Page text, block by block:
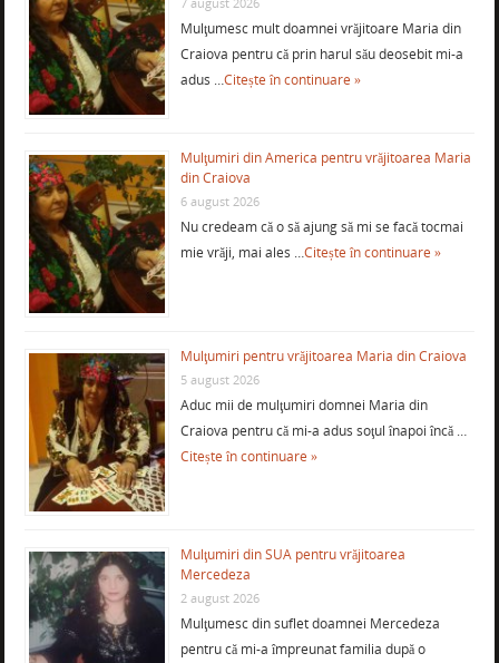
Mulţumesc mult doamnei vrăjitoare Maria din
Craiova pentru că prin harul său deosebit mi-a
adus …Citește în continuare »
Mulţumiri din America pentru vrăjitoarea Maria
din Craiova
6 august 2026
Nu credeam că o să ajung să mi se facă tocmai
mie vrăji, mai ales …Citește în continuare »
Mulţumiri pentru vrăjitoarea Maria din Craiova
5 august 2026
Aduc mii de mulţumiri domnei Maria din
Craiova pentru că mi-a adus soţul înapoi încă …
Citește în continuare »
Mulţumiri din SUA pentru vrăjitoarea
Mercedeza
2 august 2026
Mulţumesc din suflet doamnei Mercedeza
pentru că mi-a împreunat familia după o